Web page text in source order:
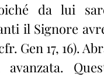
da lui
il Signore
Gen 17, 16).